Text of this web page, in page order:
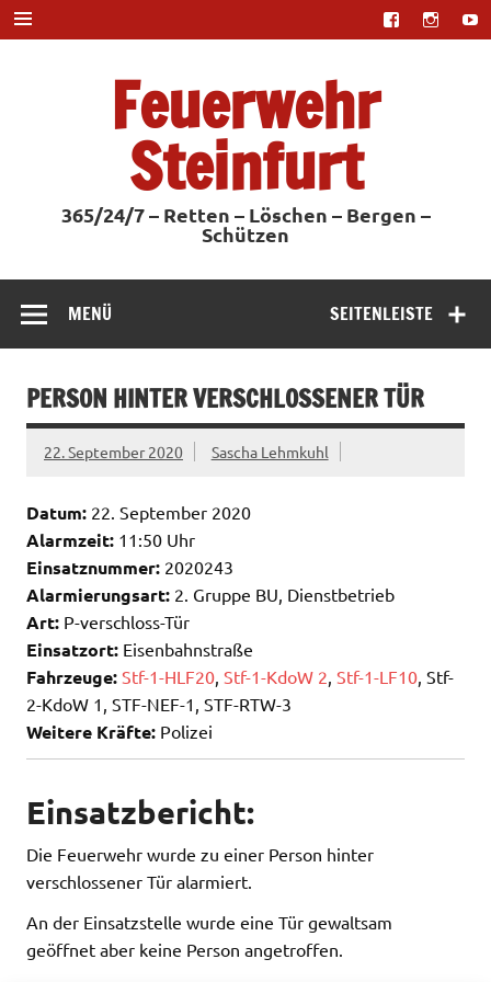
Zum
Inhalt
springen
Feuerwehr
Steinfurt
365/24/7 – Retten – Löschen – Bergen –
Schützen
SEITENLEISTE
MENÜ
PERSON HINTER VERSCHLOSSENER TÜR
22. September 2020 Sascha Lehmkuhl
Datum: 22. September 2020
Alarmzeit: 11:50 Uhr
Einsatznummer: 2020243
Alarmierungsart: 2. Gruppe BU, Dienstbetrieb
Art: P-verschloss-Tür
Einsatzort: Eisenbahnstraße
Fahrzeuge: Stf-1-HLF20 Stf-1-KdoW 2 Stf-1-LF10 , Stf-
2-KdoW 1, STF-NEF-1, STF-RTW-3
Weitere Kräfte: Polizei
Einsatzbericht:
Die Feuerwehr wurde zu einer Person hinter
verschlossener Tür alarmiert.
An der Einsatzstelle wurde eine Tür gewaltsam
geöffnet aber keine Person angetroffen.